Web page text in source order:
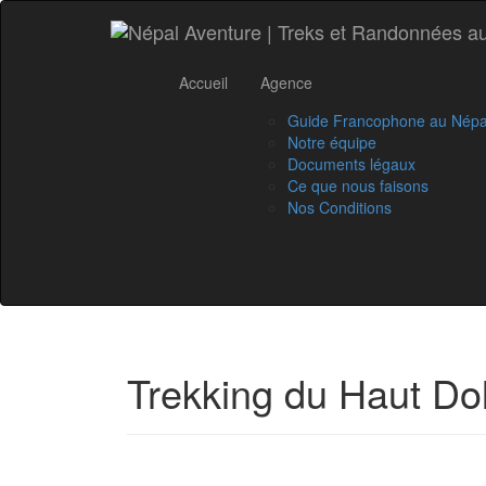
Accueil
Agence
Guide Francophone au
Notre équipe
Documents légaux
Ce que nous faisons
Nos Conditions
Trekking du Haut